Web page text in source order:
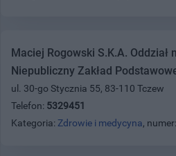
Maciej Rogowski S.K.A. Oddział
Niepubliczny Zakład
ul. 30-go Stycznia 55, 83-110 Tczew
Telefon: 5329451
Kategoria: Zdrowie i medycyna,